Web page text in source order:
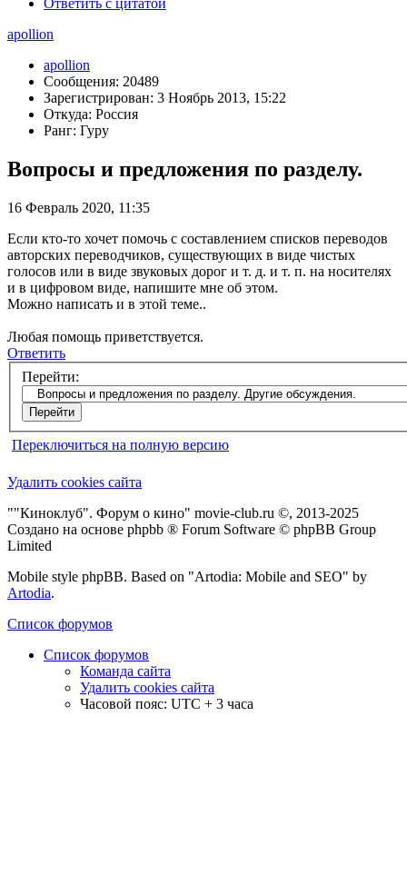
Ответить с цитатой
apollion
apollion
Сообщения: 20489
Зарегистрирован: 3 Ноябрь 2013, 15:22
Откуда: Россия
Ранг: Гуру
Вопросы и предложения по разделу.
16 Февраль 2020, 11:35
Если кто-то хочет помочь с составлением списков переводов
авторских переводчиков, существующих в виде чистых
голосов или в виде звуковых дорог и т. д. и т. п. на носителях
и в цифровом виде, напишите мне об этом.
Можно написать и в этой теме..
Любая помощь приветствуется.
Ответить
Перейти:
Переключиться на полную версию
Удалить cookies сайта
""Киноклуб". Форум о кино" movie-club.ru ©, 2013-2025
Создано на основе phpbb ® Forum Software © phpBB Group
Limited
Mobile style phpBB. Based on "Artodia: Mobile and SEO" by
Artodia.
Список форумов
Список форумов
Команда сайта
Удалить cookies сайта
Часовой пояс: UTC + 3 часа